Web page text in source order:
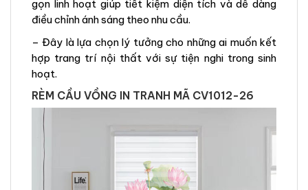
gọn linh hoạt giúp tiết kiệm diện tích và dễ dàng
điều chỉnh ánh sáng theo nhu cầu.
– Đây là lựa chọn lý tưởng cho những ai muốn kết
hợp trang trí nội thất với sự tiện nghi trong sinh
hoạt.
RÈM CẦU VỒNG IN TRANH MÃ CV1012-26